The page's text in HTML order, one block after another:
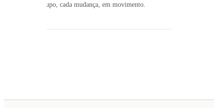
Cada grupo, cada mudança, em movimento.